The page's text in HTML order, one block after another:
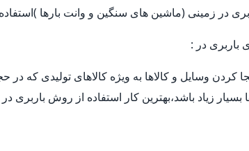
در زمینی (ماشین های سنگین و وانت بارها
وسایل و کالاها به ویژه کالاهای تولیدی که در
بسیار زیاد باشد،بهترین کار استفاده از روش